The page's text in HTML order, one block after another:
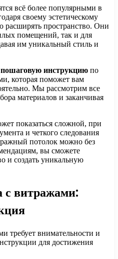
всё более популярными в
своему эстетическому
расширять пространство. Они
помещений, так и для
им уникальный стиль и
пошаговую инструкцию по
которая поможет вам
Мы рассмотрим все
материалов и заканчивая
показаться сложной, при
и четкого следования
потолок можно без
вы сможете
и создать уникальную
с витражами:
требует внимательности и
для достижения